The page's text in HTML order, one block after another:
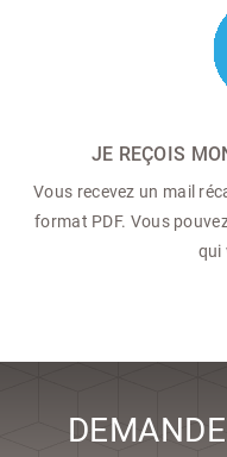
JE REÇOIS
Vous recevez un mail
format PDF. Vous
qui